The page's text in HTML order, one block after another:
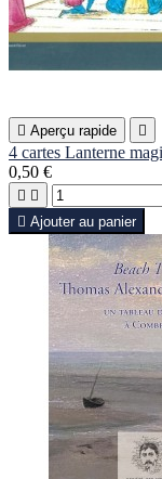
 Aperçu rapide 
4 cartes Lanterne
0,50 €
 
 Ajouter au panier